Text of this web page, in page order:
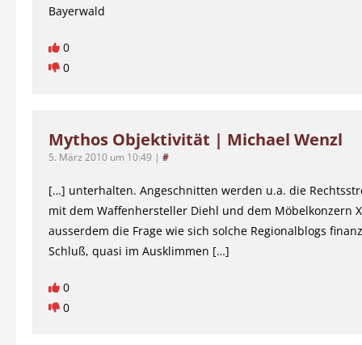
Bayerwald
0
0
Mythos Objektivität | Michael Wenzl
5. März 2010 um 10:49 | #
[…] unterhalten. Angeschnitten werden u.a. die
mit dem Waffenhersteller Diehl und dem Möbelkonzern
ausserdem die Frage wie sich solche Regionalblogs
Schluß, quasi im Ausklimmen […]
0
0